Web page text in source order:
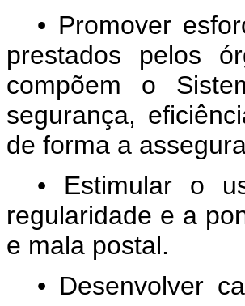
• Promover
prestados pelos
compõem o
segurança,
de forma a
• Estimular o
regularidade e a
e mala postal.
• Desenvolver